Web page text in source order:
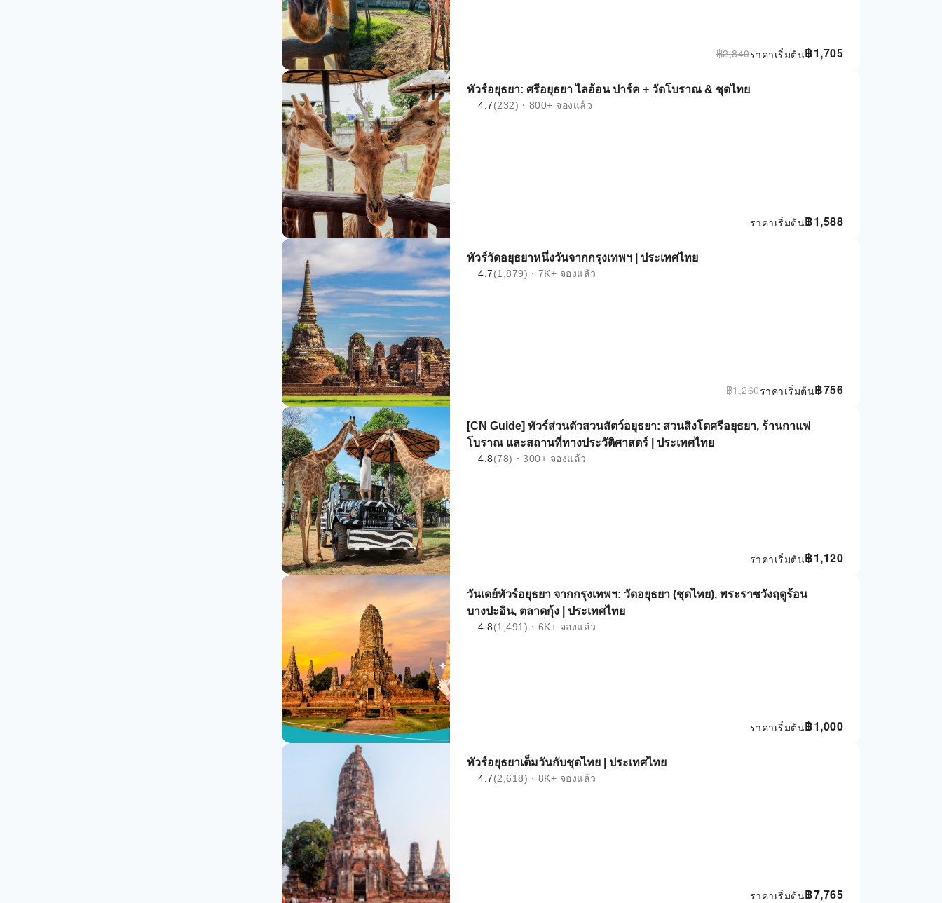
฿1,705
ราคาเริ่มต้น
฿2,840
ทัวร์อยุธยา: ศรีอยุธยา ไลอ้อน ปาร์ค + วัดโบราณ & ชุดไทย
4.7(232)・800+ จองแล้ว
฿1,588
ราคาเริ่มต้น
ทัวร์วัดอยุธยาหนึ่งวันจากกรุงเทพฯ | ประเทศไทย
4.7(1,879)・7K+ จองแล้ว
฿756
ราคาเริ่มต้น
฿1,260
[CN Guide] ทัวร์ส่วนตัวสวนสัตว์อยุธยา: สวนสิงโตศรีอยุธยา, ร้านกาแฟ
โบราณ และสถานที่ทางประวัติศาสตร์ | ประเทศไทย
4.8(78)・300+ จองแล้ว
฿1,120
ราคาเริ่มต้น
วันเดย์ทัวร์อยุธยา จากกรุงเทพฯ: วัดอยุธยา (ชุดไทย), พระราชวังฤดูร้อน
บางปะอิน, ตลาดกุ้ง | ประเทศไทย
4.8(1,491)・6K+ จองแล้ว
฿1,000
ราคาเริ่มต้น
ทัวร์อยุธยาเต็มวันกับชุดไทย | ประเทศไทย
4.7(2,618)・8K+ จองแล้ว
฿7,765
ราคาเริ่มต้น